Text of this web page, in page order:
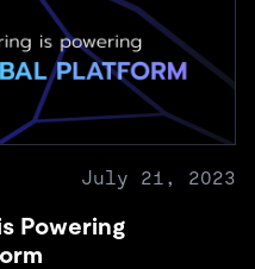
July 21, 2023
Powering